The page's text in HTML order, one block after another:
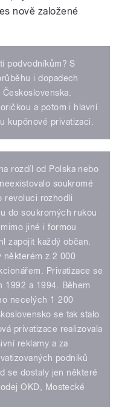
nově založené
podvodníkům? S
i dopadech
a potom i hlavní
kupónové privatizaci.
rozdíl od Polska nebo
soukromé
revoluci rozhodli
do soukromých rukou
jiné i formou
zapojit každý občan.
některém z 2 000
Privatizace se
1992 a 1994. Během
necelých 1 200
se tak stalo
privatizace realizovala
reklamy a za
podniků
se dostaly jen některé
OKD, Mostecké